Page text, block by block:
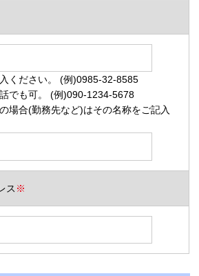
ください。 (例)0985-32-8585
でも可。 (例)090-1234-5678
場合(勤務先など)はその名称をご記入
ス ※